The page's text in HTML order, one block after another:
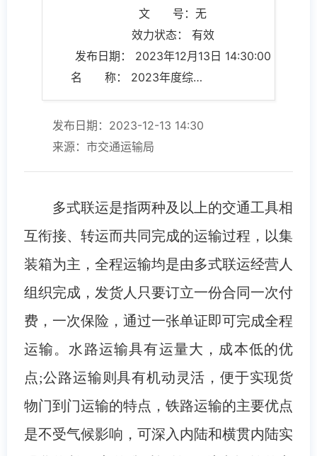
文 号：无
效力状态： 有效
发布日期： 2023年12月13日 14:30:00
名 称： 2023年度综合交通运输及多式联运管理服务信息的说明
发布日期：2023-12-13 14:30
来源：市交通运输局
多式联运是指两种及以上的交通工具相
互衔接、转运而共同完成的运输过程，以集
装箱为主，全程运输均是由多式联运经营人
组织完成，发货人只要订立一份合同一次付
费，一次保险，通过一张单证即可完成全程
运输。水路运输具有运量大，成本低的优
点;公路运输则具有机动灵活，便于实现货
物门到门运输的特点，铁路运输的主要优点
是不受气候影响，可深入内陆和横贯内陆实